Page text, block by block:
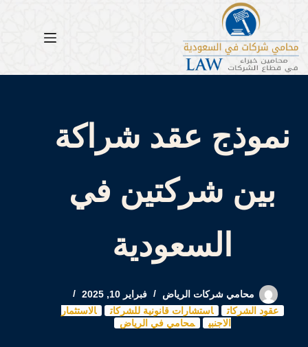
إلى
المحتوى
نموذج عقد شراكة
بين شركتين في
السعودية
محامي شركات الرياض
فبراير 10, 2025
عقود الشركات
استشارات قانونية للشركات
الاستثمار
الاجنبي
محامي في الرياض